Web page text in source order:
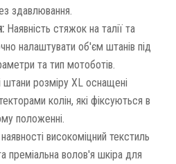
здавлювання.
Наявність стяжок на талії та
налаштувати об'єм штанів під
та тип мотоботів.
штани розміру XL оснащені
колін, які фіксуються в
положенні.
високоміцний текстиль
преміальна волов'я шкіра для